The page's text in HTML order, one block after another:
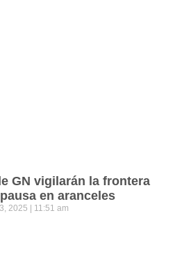
GN vigilarán la frontera
en aranceles
2025 11:51 am